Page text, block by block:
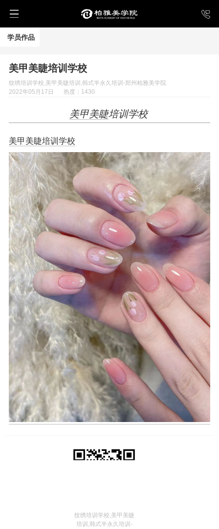
学员作品
美甲美睫培训学校
纹绣培训学校,美甲美睫培训,韩式半永久培训-郑州柏雅美学院
2022年05月17日
热度：1430
美甲美睫培训学校
美甲美睫培训学校
纹绣培训学校,美甲美睫
培训,韩式半永久培训-